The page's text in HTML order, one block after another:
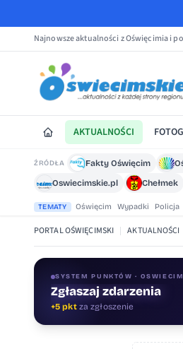
Najnowsze aktualności z Oświęcimia i
AKTUALNOŚCI
ŹRÓDŁA Fakty Oświęcim
Oswiecimskie.pl
Chełmek
TEMATY Oświęcim Wypadki Policja
PORTAL OŚWIĘCIMSKI | AKTUALNOŚCI
SYSTEM PUNKTÓW ·
Zgłaszaj zdarzenia
+5 pkt za zgłoszenie
Oceniaj treści
+1 pktza ocenę